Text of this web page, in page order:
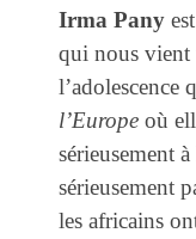
Irma Pany
qui nous
l’adolescence
l’Europe où
sérieusement
sérieusement
les africains